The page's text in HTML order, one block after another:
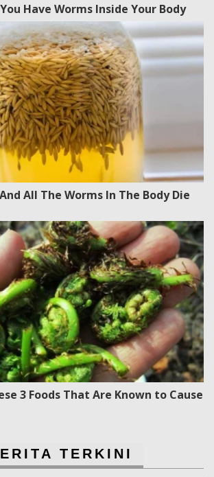
Have Worms Inside Your Body
All The Worms In The Body Die
3 Foods That Are Known to Cause
TERKINI